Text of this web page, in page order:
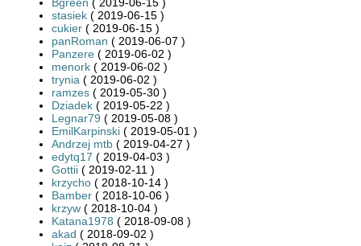
stasiek ( 2019-06-15 )
cukier ( 2019-06-15 )
panRoman ( 2019-06-07 )
Panzere ( 2019-06-02 )
menork ( 2019-06-02 )
trynia ( 2019-06-02 )
ramzes ( 2019-05-30 )
Dziadek ( 2019-05-22 )
Legnar79 ( 2019-05-08 )
EmilKarpinski ( 2019-05-01 )
Andrzej mtb ( 2019-04-27 )
edytq17 ( 2019-04-03 )
Gottii ( 2019-02-11 )
krzycho ( 2018-10-14 )
Bamber ( 2018-10-06 )
krzyw ( 2018-10-04 )
Katana1978 ( 2018-09-08 )
akad ( 2018-09-02 )